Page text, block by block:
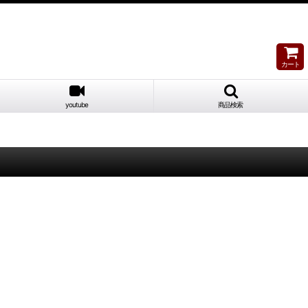
カート
youtube 商品検索